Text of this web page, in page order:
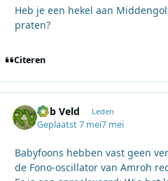
Heb je een hekel aan
praten?
Citeren
Rob Veld Leden
Geplaatst7 mei7 mei
Babyfoons hebben vast geen
de Fono-oscillator van Amroh